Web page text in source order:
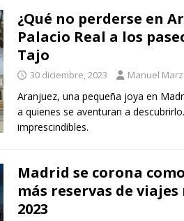
¿Qué no perderse en
Palacio Real a los
Tajo
30 diciembre, 2023 Manuel
Aranjuez, una pequeña joya en
a quienes se aventuran a
imprescindibles.
Madrid se corona
más reservas de
2023